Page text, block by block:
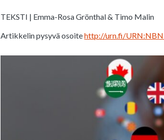
TEKSTI | Emma-Rosa Grönthal & Timo Malin
Artikkelin pysyvä osoitehttp://urn.fi/